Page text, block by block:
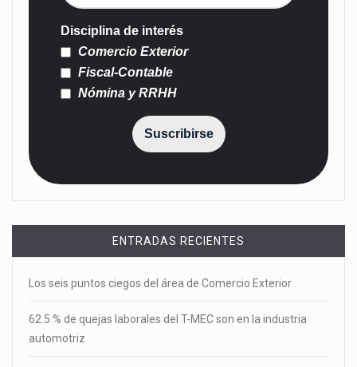
Disciplina de interés
Comercio Exterior
Fiscal-Contable
Nómina y RRHH
Suscribirse
ENTRADAS RECIENTES
Los seis puntos ciegos del área de Comercio Exterior
62.5 % de quejas laborales del T-MEC son en la industria
automotriz